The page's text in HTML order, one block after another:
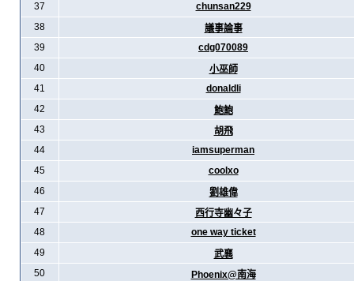
37
chunsan229
38
議事論事
39
cdg070089
40
小巫師
41
donaldli
42
鮑鮑
43
胡飛
44
iamsuperman
45
coolxo
46
劉雄偉
47
西行寺幽々子
48
one way ticket
49
武襄
50
Phoenix@南海